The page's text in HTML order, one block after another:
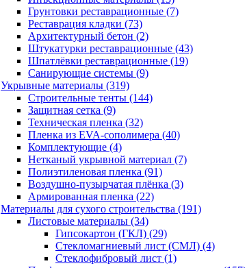
Грунтовки реставрационные (7)
Реставрация кладки (73)
Архитектурный бетон (2)
Штукатурки реставрационные (43)
Шпатлёвки реставрационные (19)
Санирующие системы (9)
Укрывные материалы (319)
Строительные тенты (144)
Защитная сетка (9)
Техническая пленка (32)
Пленка из EVA-сополимера (40)
Комплектующие (4)
Нетканый укрывной материал (7)
Полиэтиленовая пленка (91)
Воздушно-пузырчатая плёнка (3)
Армированная пленка (22)
Материалы для сухого строительства (191)
Листовые материалы (34)
Гипсокартон (ГКЛ) (29)
Стекломагниевый лист (СМЛ) (4)
Cтеклофибровый лист (1)